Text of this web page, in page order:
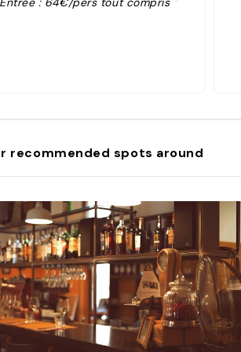
recommended spots around